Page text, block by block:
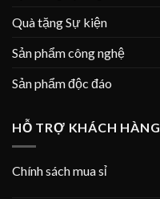
Quà tặng Sự kiện
Sản phẩm công nghệ
Sản phẩm độc đáo
HỖ TRỢ KHÁCH HÀNG
Chính sách mua sỉ